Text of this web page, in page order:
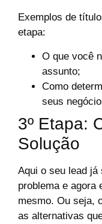
Exemplos de
etapa:
O que você
assunto;
Como
seus
3º Etapa:
Solução
Aqui o seu lead já
problema e agora
mesmo. Ou seja,
as alternativas